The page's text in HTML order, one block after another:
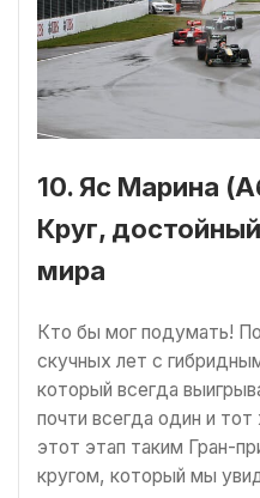
10. Яс Марина
Круг,
мира
Кто бы мог подумать!
скучных лет с
который всегда
почти всегда один и
этот этап таким Гран-
кругом, который мы